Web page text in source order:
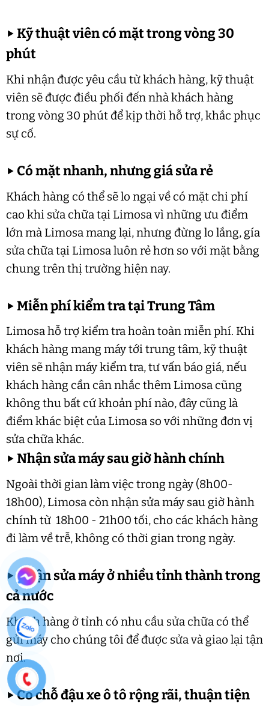
▶Kỹ thuật viên có mặt trong vòng 30
phút
Khi nhận được yêu cầu từ khách hàng, kỹ thuật
viên sẽ được điều phối đến nhà khách hàng
trong vòng 30 phút để kịp thời hỗ trợ, khắc phục
sự cố.
▶ Có mặt nhanh, nhưng giá sửa rẻ
Khách hàng có thể sẽ lo ngại về có mặt chi phí
cao khi sửa chữa tại Limosa vì những ưu điểm
lớn mà Limosa mang lại, nhưng đừng lo lắng, gía
sửa chữa tại Limosa luôn rẻ hơn so với mặt bằng
chung trên thị trường hiện nay.
▶Miễn phí kiểm tra tại Trung Tâm
Limosa hỗ trợ kiểm tra hoàn toàn miễn phí. Khi
khách hàng mang máy tới trung tâm, kỹ thuật
viên sẽ nhận máy kiểm tra, tư vấn báo giá, nếu
khách hàng cần cân nhắc thêm Limosa cũng
không thu bất cứ khoản phí nào, đây cũng là
điểm khác biệt của Limosa so với những đơn vị
sửa chữa khác.
▶Nhận sửa máy sau giờ hành chính
Ngoài thời gian làm việc trong ngày (8h00-
18h00), Limosa còn nhận sửa máy sau giờ hành
chính từ 18h00 - 21h00 tối, cho các khách hàng
đi làm về trễ, không có thời gian trong ngày.
▶Nhận sửa máy ở nhiều tỉnh thành trong
cả nước
Khách hàng ở tỉnh có nhu cầu sửa chữa có thể
gửi máy cho chúng tôi để được sửa và giao lại tận
nơi.
▶Có chỗ đậu xe ô tô rộng rãi, thuận tiện